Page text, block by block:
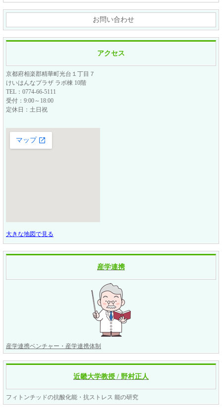
お問い合わせ
アクセス
京都府相楽郡精華町光台１丁目７
けいはんなプラザ ラボ棟 10階
TEL：0774-66-5111
受付：9:00～18:00
定休日：土日祝
大きな地図で見る
産学連携
産学連携ベンチャー・産学連携体制
近畿大学教授 / 野村正人
フィトンチッドの抗酸化能・抗ストレス 能の研究